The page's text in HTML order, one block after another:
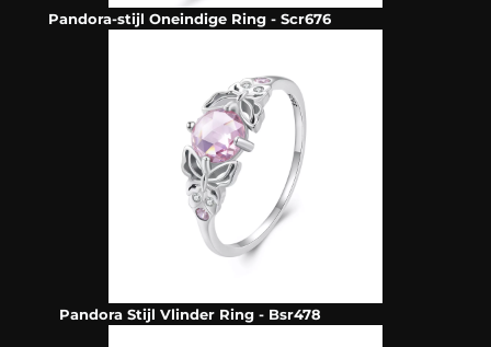
Pandora-stijl Oneindige Ring - Scr676
Pandora Stijl Vlinder Ring - Bsr478